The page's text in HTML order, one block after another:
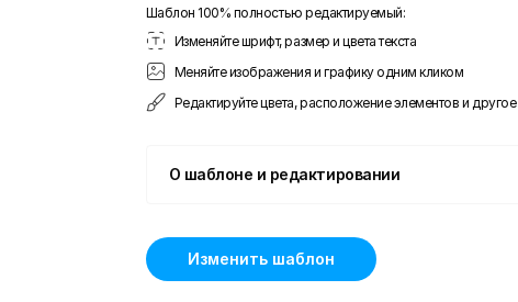
Шаблон 100% полностью редактируемый:
Изменяйте шрифт, размер и цвета текста
Меняйте изображения и графику одним кликом
Редактируйте цвета, расположение элементов и другое
О шаблоне и редактировании
Изменить шаблон